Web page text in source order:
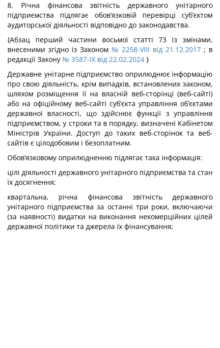
8. Річна фінансова звітність державного унітарного
підприємства підлягає обов’язковій перевірці суб’єктом
аудиторської діяльності відповідно до законодавства.
{Абзац перший частини восьмої статті 73 із змінами,
внесеними згідно із Законом № 2258-VIII від 21.12.2017 ; в
редакції Закону № 3587-IX від 22.02.2024 }
Державне унітарне підприємство оприлюднює інформацію
про свою діяльність, крім випадків, встановлених законом,
шляхом розміщення її на власній веб-сторінці (веб-сайті)
або на офіційному веб-сайті суб’єкта управління об’єктами
державної власності, що здійснює функції з управління
підприємством, у строки та в порядку, визначені Кабінетом
Міністрів України. Доступ до таких веб-сторінок та веб-
сайтів є цілодобовим і безоплатним.
Обов’язковому оприлюдненню підлягає така інформація:
цілі діяльності державного унітарного підприємства та стан
їх досягнення;
квартальна, річна фінансова звітність державного
унітарного підприємства за останні три роки, включаючи
(за наявності) видатки на виконання некомерційних цілей
державної політики та джерела їх фінансування;